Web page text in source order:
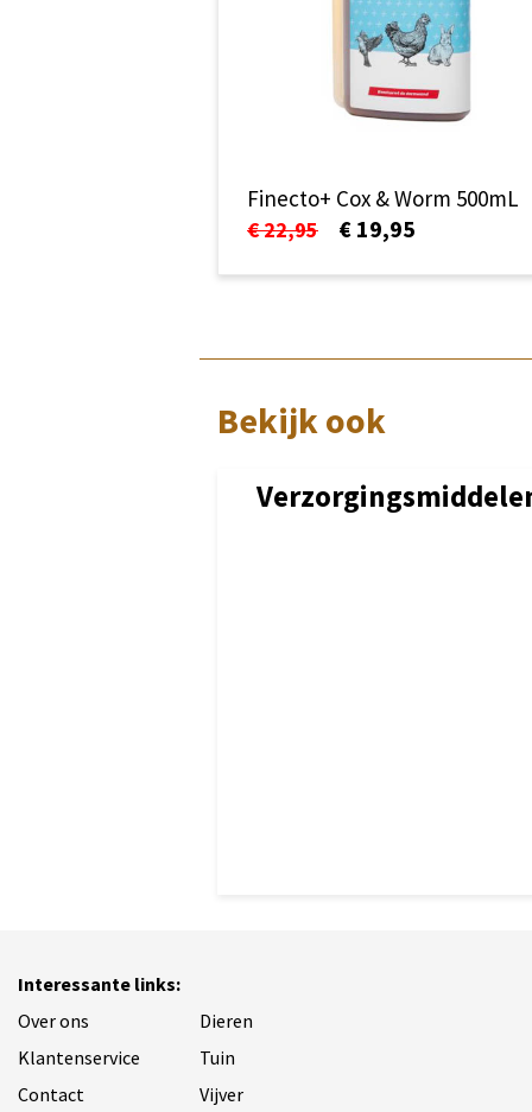
Finecto+ Cox & Worm 500mL
€ 22,95 € 19,95
Bekijk ook
Interessante links:
Over ons
Dieren
Klantenservice
Tuin
Contact
Vijver